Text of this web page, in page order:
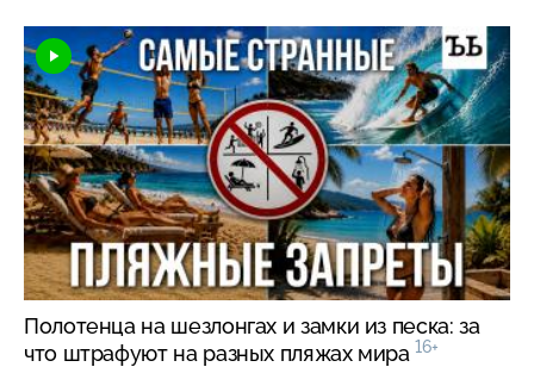
Полотенца на шезлонгах и замки из песка: за
что штрафуют на разных пляжах мира 16+